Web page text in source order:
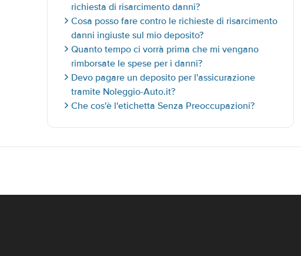
richiesta di risarcimento danni?
Cosa posso fare contro le richieste di risarcimento
danni ingiuste sul mio deposito?
Quanto tempo ci vorrà prima che mi vengano
rimborsate le spese per i danni?
Devo pagare un deposito per l'assicurazione
tramite Noleggio-Auto.it?
Che cos'è l'etichetta Senza Preoccupazioni?